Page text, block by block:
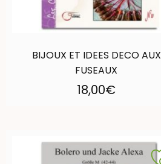
BIJOUX ET IDEES DECO AUX
FUSEAUX
18,00€